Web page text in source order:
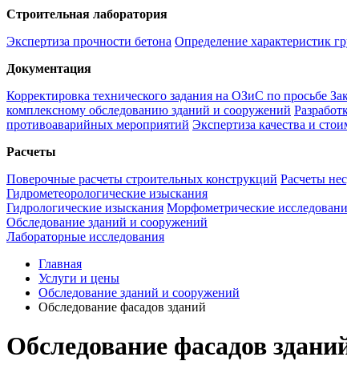
Строительная лаборатория
Экспертиза прочности бетона Определение характеристик
Документация
Корректировка технического задания на ОЗиС по просьбе
комплексному обследованию зданий и сооружений
противоаварийных мероприятий Экспертиза качества и
Расчеты
Поверочные расчеты строительных конструкций Расчеты
Гидрометеорологические изыскания
Гидрологические изыскания Морфометрические
Обследование зданий и сооружений
Лабораторные исследования
Главная
Услуги и цены
Обследование зданий и сооружений
Обследование фасадов зданий
Обследование фасадов